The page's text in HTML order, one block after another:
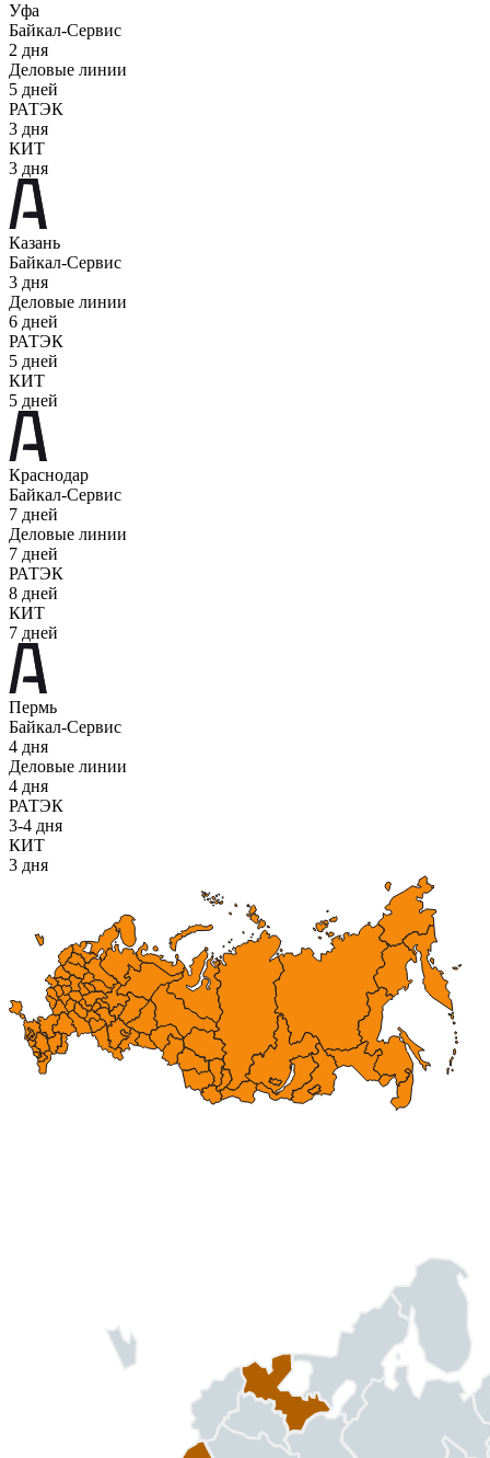
Уфа
Байкал-Сервис
2 дня
Деловые линии
5 дней
РАТЭК
3 дня
КИТ
3 дня
Казань
Байкал-Сервис
3 дня
Деловые линии
6 дней
РАТЭК
5 дней
КИТ
5 дней
Краснодар
Байкал-Сервис
7 дней
Деловые линии
7 дней
РАТЭК
8 дней
КИТ
7 дней
Пермь
Байкал-Сервис
4 дня
Деловые линии
4 дня
РАТЭК
3-4 дня
КИТ
3 дня